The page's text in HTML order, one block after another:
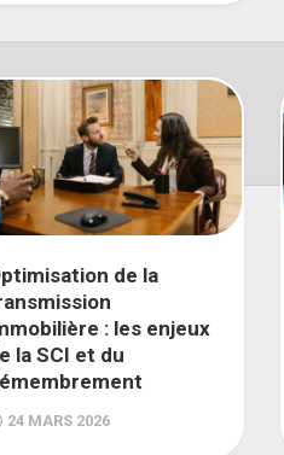
de la
: les enjeux
la SCI et du
24 MARS 2026